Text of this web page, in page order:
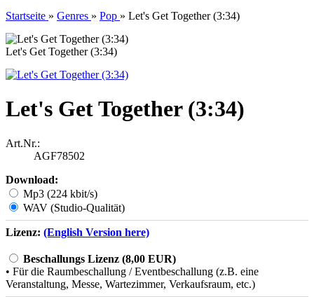
Startseite » Genres » Pop » Let's Get Together (3:34)
Let's Get Together (3:34)
Let's Get Together (3:34)
Art.Nr.:
AGF78502
Download:
Mp3 (224 kbit/s)
WAV (Studio-Qualität)
Lizenz: (English Version here)
Beschallungs Lizenz (8,00 EUR)
• Für die Raumbeschallung / Eventbeschallung (z.B. eine
Veranstaltung, Messe, Wartezimmer, Verkaufsraum, etc.)